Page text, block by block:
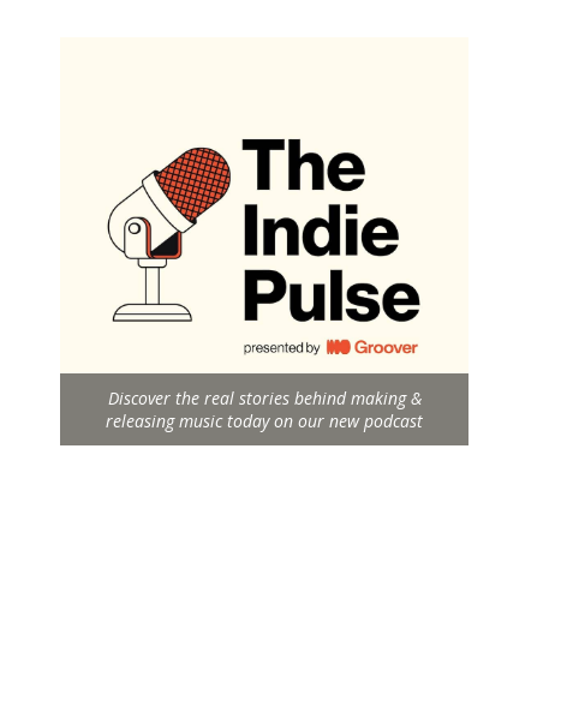
Discover the real stories behind making &
releasing music today on our new podcast